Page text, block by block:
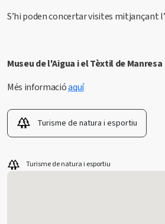
S’hi poden concertar visites mitjançant
Museu de l'Aigua i el Tèxtil de Manresa
Més informacióaquí
Turisme de natura i esportiu
Turisme de natura i esportiu